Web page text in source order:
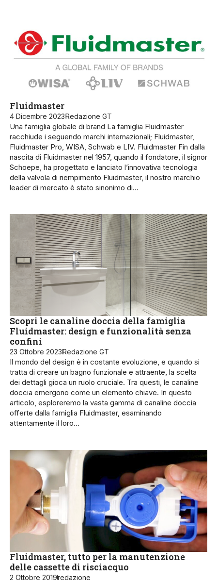
Fluidmaster
4 Dicembre 2023Redazione GT
Una famiglia globale di brand La famiglia Fluidmaster
racchiude i seguendo marchi internazionali; Fluidmaster,
Fluidmaster Pro, WISA, Schwab e LIV. Fluidmaster Fin dalla
nascita di Fluidmaster nel 1957, quando il fondatore, il signor
Schoepe, ha progettato e lanciato l’innovativa tecnologia
della valvola di riempimento Fluidmaster, il nostro marchio
leader di mercato è stato sinonimo di…
Scopri le canaline doccia della famiglia
Fluidmaster: design e funzionalità senza
confini
23 Ottobre 2023Redazione GT
Il mondo del design è in costante evoluzione, e quando si
tratta di creare un bagno funzionale e attraente, la scelta
dei dettagli gioca un ruolo cruciale. Tra questi, le canaline
doccia emergono come un elemento chiave. In questo
articolo, esploreremo la vasta gamma di canaline doccia
offerte dalla famiglia Fluidmaster, esaminando
attentamente il loro…
Fluidmaster, tutto per la manutenzione
delle cassette di risciacquo
2 Ottobre 2019redazione